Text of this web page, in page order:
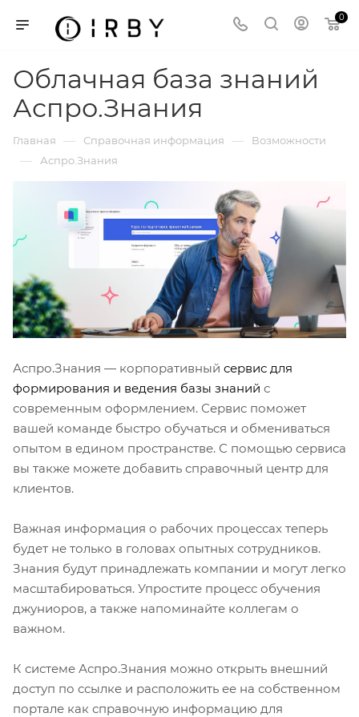
0
Облачная база знаний
Аспро.Знания
Главная — Справочная информация — Возможности
— Аспро.Знания
Аспро.Знания — корпоративный сервис для
формирования и ведения базы знаний с
современным оформлением. Сервис поможет
вашей команде быстро обучаться и обмениваться
опытом в едином пространстве. С помощью сервиса
вы также можете добавить справочный центр для
клиентов.
Важная информация о рабочих процессах теперь
будет не только в головах опытных сотрудников.
Знания будут принадлежать компании и могут легко
масштабироваться. Упростите процесс обучения
джуниоров, а также напоминайте коллегам о
важном.
К системе Аспро.Знания можно открыть внешний
доступ по ссылке и расположить ее на собственном
портале как справочную информацию для